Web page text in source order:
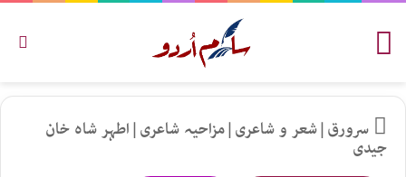
سرورق|شعر و شاعری|مزاحیہ شاعری|اطہر شاہ خان
جیدی